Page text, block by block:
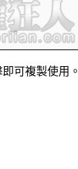
可複製使用。